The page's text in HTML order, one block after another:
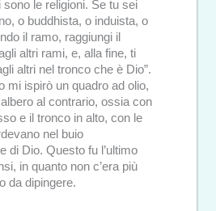
le religioni. Se tu sei
o buddhista, o induista, o
il ramo, raggiungi il
altri rami, e, alla fine, ti
altri nel tronco che è Dio”.
mi ispirò un quadro ad olio,
al contrario, ossia con
e il tronco in alto, con le
nel buio
di Dio. Questo fu l’ultimo
in quanto non c’era più
da dipingere.